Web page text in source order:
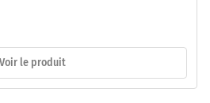
Voir le produit